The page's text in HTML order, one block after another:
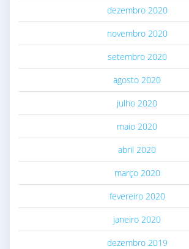
dezembro 2020
novembro 2020
setembro 2020
agosto 2020
julho 2020
maio 2020
abril 2020
março 2020
fevereiro 2020
janeiro 2020
dezembro 2019